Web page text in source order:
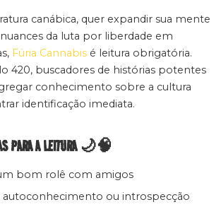
canábica, quer expandir sua mente
da luta por liberdade em
Fúria Cannabis é leitura obrigatória.
420, buscadores de histórias potentes
conhecimento sobre a cultura
identificação imediata.
PARA A LEITURA 🌙🧠
bom rolê com amigos
autoconhecimento ou introspecção